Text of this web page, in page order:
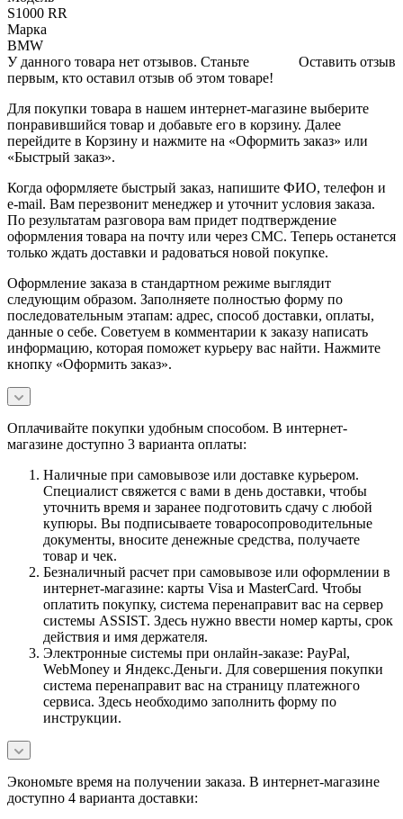
S1000 RR
Марка
BMW
Оставить отзыв
У данного товара нет отзывов. Станьте
первым, кто оставил отзыв об этом товаре!
Для покупки товара в нашем интернет-магазине выберите
понравившийся товар и добавьте его в корзину. Далее
перейдите в Корзину и нажмите на «Оформить заказ» или
«Быстрый заказ».
Когда оформляете быстрый заказ, напишите ФИО, телефон и
e-mail. Вам перезвонит менеджер и уточнит условия заказа.
По результатам разговора вам придет подтверждение
оформления товара на почту или через СМС. Теперь останется
только ждать доставки и радоваться новой покупке.
Оформление заказа в стандартном режиме выглядит
следующим образом. Заполняете полностью форму по
последовательным этапам: адрес, способ доставки, оплаты,
данные о себе. Советуем в комментарии к заказу написать
информацию, которая поможет курьеру вас найти. Нажмите
кнопку «Оформить заказ».
Оплачивайте покупки удобным способом. В интернет-
магазине доступно 3 варианта оплаты:
Наличные при самовывозе или доставке курьером.
Специалист свяжется с вами в день доставки, чтобы
уточнить время и заранее подготовить сдачу с любой
купюры. Вы подписываете товаросопроводительные
документы, вносите денежные средства, получаете
товар и чек.
Безналичный расчет при самовывозе или оформлении в
интернет-магазине: карты Visa и MasterCard. Чтобы
оплатить покупку, система перенаправит вас на сервер
системы ASSIST. Здесь нужно ввести номер карты, срок
действия и имя держателя.
Электронные системы при онлайн-заказе: PayPal,
WebMoney и Яндекс.Деньги. Для совершения покупки
система перенаправит вас на страницу платежного
сервиса. Здесь необходимо заполнить форму по
инструкции.
Экономьте время на получении заказа. В интернет-магазине
доступно 4 варианта доставки: